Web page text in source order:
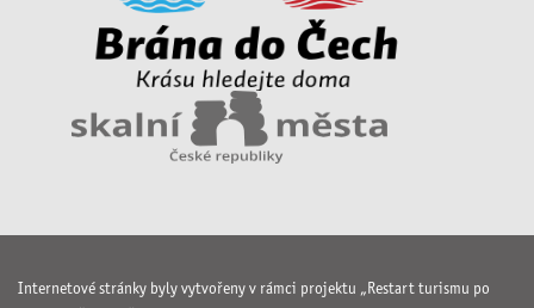
Internetové stránky byly vytvořeny v rámci projektu „Restart turismu po